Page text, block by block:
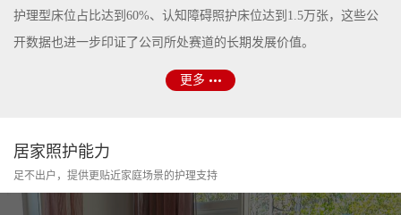
护理型床位占比达到60%、认知障碍照护床位达到1.5万张，这些公
开数据也进一步印证了公司所处赛道的长期发展价值。
更多
居家照护能力
足不出户，提供更贴近家庭场景的护理支持